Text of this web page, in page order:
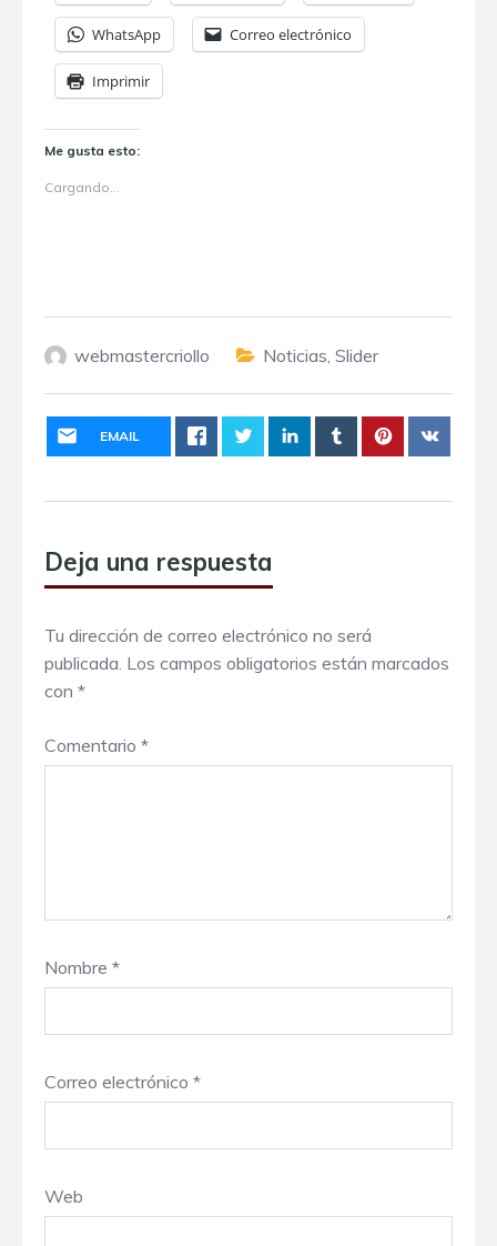
WhatsApp Correo electrónico
Imprimir
Me gusta esto:
Cargando...
webmastercriollo Noticias, Slider
EMAIL
Deja una respuesta
Tu dirección de correo electrónico no será
publicada. Los campos obligatorios están marcados
con *
Comentario *
Nombre *
Correo electrónico *
Web